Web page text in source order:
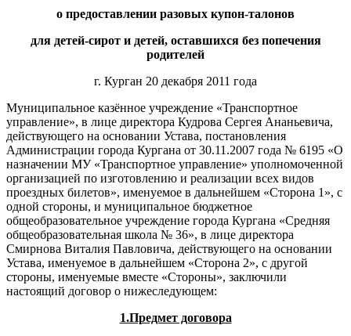
о предоставлении разовых купон-талонов
для детей-сирот и детей, оставшихся без попечения
родителей
г. Курган 20 декабря 2011 года
Муниципальное казённое учреждение «Транспортное
управление», в лице директора Кудрова Сергея Ананьевича,
действующего на основании Устава, постановления
Администрации города Кургана от 30.11.2007 года № 6195 «О
назначении МУ «Транспортное управление» уполномоченной
организацией по изготовлению и реализации всех видов
проездных билетов», именуемое в дальнейшем «Сторона 1», с
одной стороны, и муниципальное бюджетное
общеобразовательное учреждение города Кургана «Средняя
общеобразовательная школа № 36», в лице директора
Смирнова Виталия Павловича, действующего на основании
Устава, именуемое в дальнейшем «Сторона 2», с другой
стороны, именуемые вместе «Стороны», заключили
настоящий договор о нижеследующем:
1.Предмет договора